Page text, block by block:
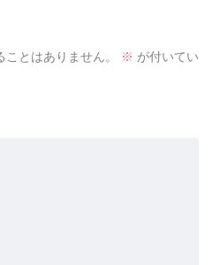
とはありません。 ※ が付いてい